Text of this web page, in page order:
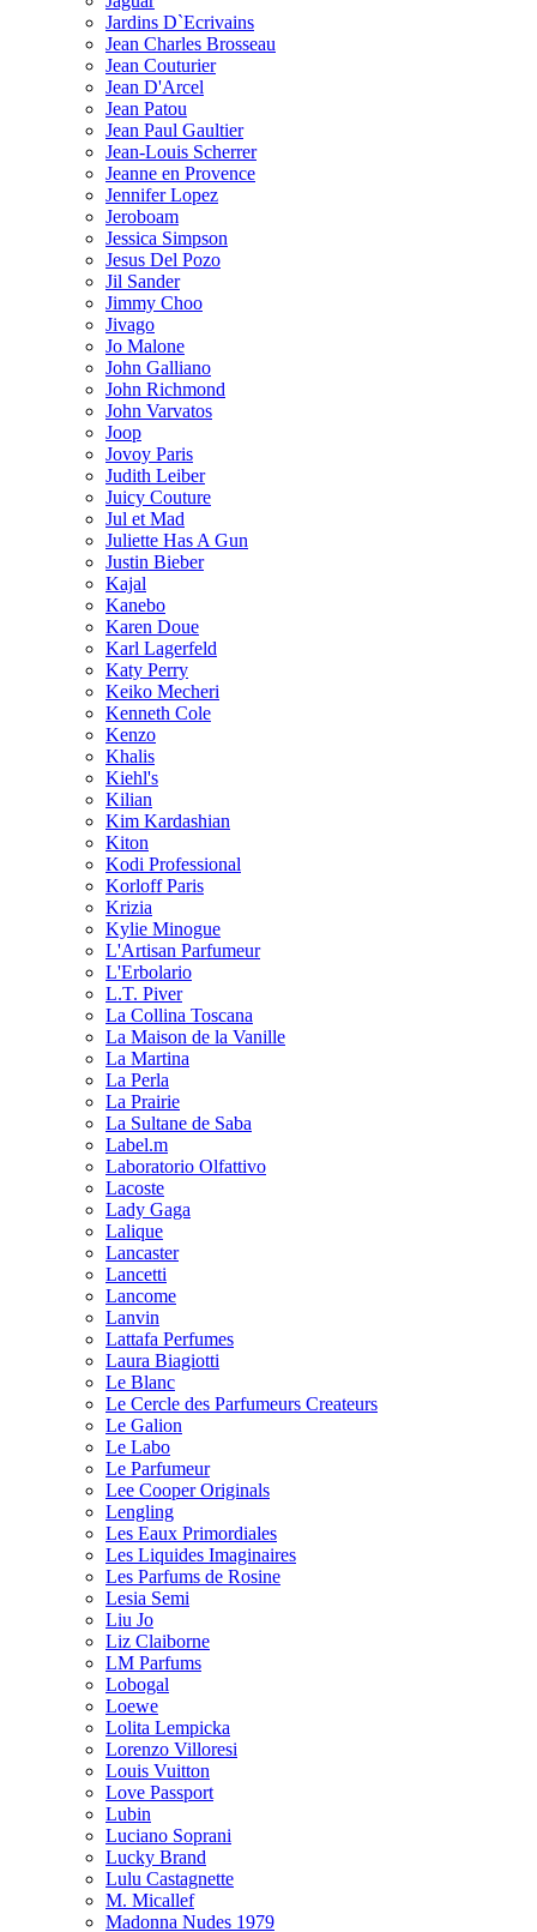
Jardins D`Ecrivains
Jean Charles Brosseau
Jean Couturier
Jean D'Arcel
Jean Patou
Jean Paul Gaultier
Jean-Louis Scherrer
Jeanne en Provence
Jennifer Lopez
Jeroboam
Jessica Simpson
Jesus Del Pozo
Jil Sander
Jimmy Choo
Jivago
Jo Malone
John Galliano
John Richmond
John Varvatos
Joop
Jovoy Paris
Judith Leiber
Juicy Couture
Jul et Mad
Juliette Has A Gun
Justin Bieber
Kajal
Kanebo
Karen Doue
Karl Lagerfeld
Katy Perry
Keiko Mecheri
Kenneth Cole
Kenzo
Khalis
Kiehl's
Kilian
Kim Kardashian
Kiton
Kodi Professional
Korloff Paris
Krizia
Kylie Minogue
L'Artisan Parfumeur
L'Erbolario
L.T. Piver
La Collina Toscana
La Maison de la Vanille
La Martina
La Perla
La Prairie
La Sultane de Saba
Label.m
Laboratorio Olfattivo
Lacoste
Lady Gaga
Lalique
Lancaster
Lancetti
Lancome
Lanvin
Lattafa Perfumes
Laura Biagiotti
Le Blanc
Le Cercle des Parfumeurs Createurs
Le Galion
Le Labo
Le Parfumeur
Lee Cooper Originals
Lengling
Les Eaux Primordiales
Les Liquides Imaginaires
Les Parfums de Rosine
Lesia Semi
Liu Jo
Liz Claiborne
LM Parfums
Lobogal
Loewe
Lolita Lempicka
Lorenzo Villoresi
Louis Vuitton
Love Passport
Lubin
Luciano Soprani
Lucky Brand
Lulu Castagnette
M. Micallef
Madonna Nudes 1979